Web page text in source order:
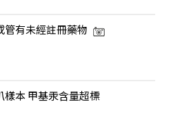
管有未經註冊藥物
樣本 甲基汞含量超標